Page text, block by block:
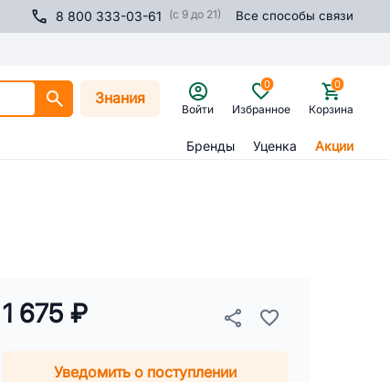
8 800 333-03-61 (с 9 до 21) Все способы связи
Знания
Войти Избранное
0
Корзина
0
Бренды Уценка Акции
1 675 ₽
Уведомить о поступлении